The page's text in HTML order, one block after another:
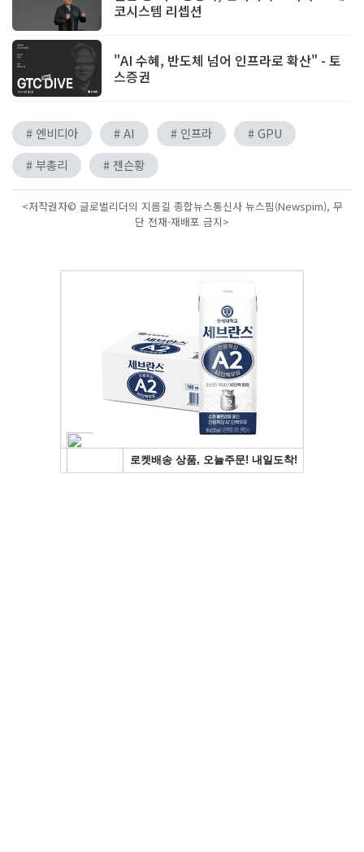
코시스템 리셉션
"AI 수혜, 반도체 넘어 인프라로 확산" - 토
스증권
# 엔비디아 # AI # 인프라
# GPU
# 부총리
# 젠슨황
<저작권자© 글로벌리더의 지름길 종합뉴스통신사 뉴스핌(Newspim), 무
단 전재-재배포 금지>